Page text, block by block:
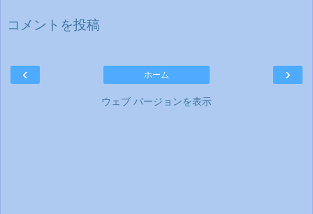
コメントを投稿
‹ ›
ホーム
ウェブ バージョンを表示